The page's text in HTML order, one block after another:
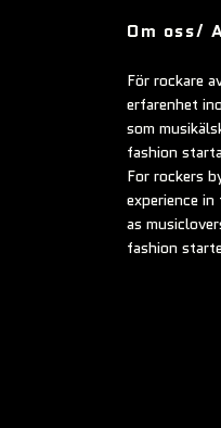
Om oss/
För rockare
erfarenhet
som
fashion
For rockers
experience
as
fashion